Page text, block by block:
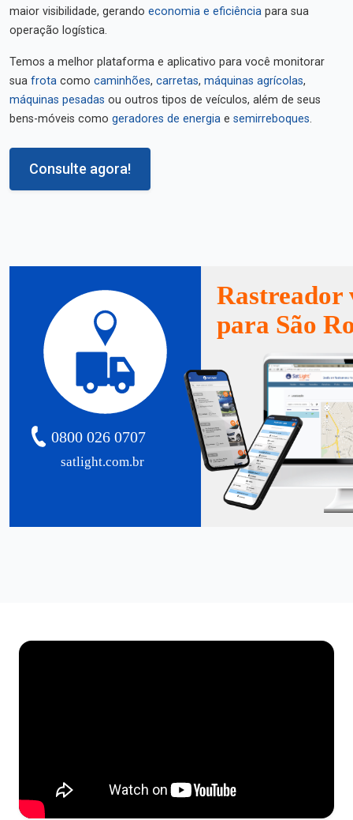
maior visibilidade, gerando economia e eficiência para sua
operação logística.
Temos a melhor plataforma e aplicativo para você monitorar
sua frota como caminhões, carretas, máquinas agrícolas,
máquinas pesadas ou outros tipos de veículos, além de seus
bens-móveis como geradores de energia e semirreboques.
Consulte agora!
satlight.com.br
0800 026 0707
Rastreador
para São